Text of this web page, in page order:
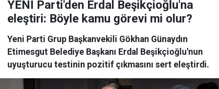
YENİ Parti'den Erdal Beşikçioğlu'na
eleştiri: Böyle kamu görevi mi olur?
Yeni Parti Grup Başkanvekili Gökhan Günaydın
Etimesgut Belediye Başkanı Erdal Beşikçioğlu'nun
uyuşturucu testinin pozitif çıkmasını sert eleştirdi.